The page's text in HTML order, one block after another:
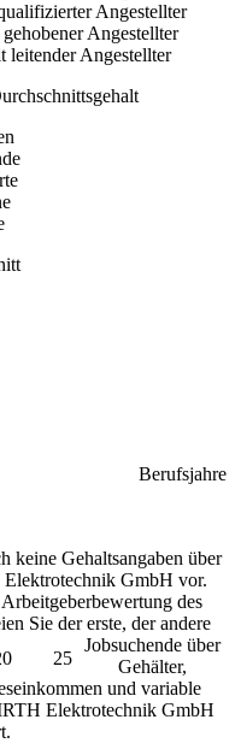
25
Berufsjahre
keine Gehaltsangaben über
GmbH vor.
des
Sie der erste, der andere
Jobsuchende über
Gehälter,
und variable
Elektrotechnik GmbH